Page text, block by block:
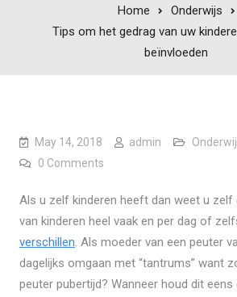
Home
Onderwijs
Tips om het gedrag van uw
beïnvloeden
May 14, 2018 admin
0 Comments
Als u zelf kinderen heeft dan weet u zelf
van kinderen heel vaak en per dag of
verschillen. Als moeder van een peuter
dagelijks omgaan met “tantrums” want
peuter pubertijd? Wanneer houd dit eens